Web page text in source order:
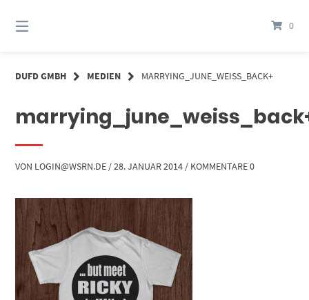
zum
Inhalt
0
DUFD GMBH MEDIEN MARRYING_JUNE_WEISS_BACK+
VON LOGIN@WSRN.DE /28. JANUAR 2014 / KOMMENTARE 0